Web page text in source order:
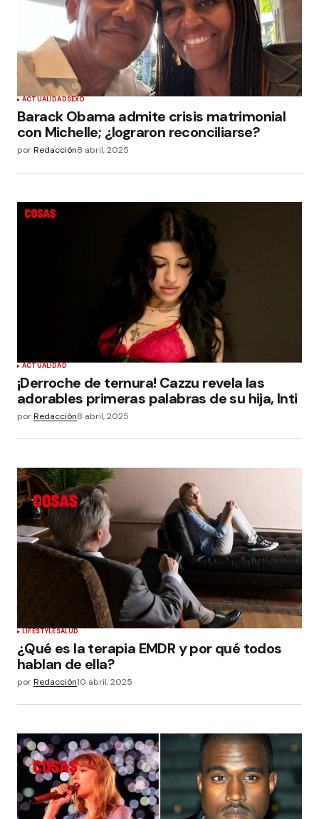
ACTUALIDADSEXO
Barack Obama admite crisis matrimonial
con Michelle; ¿lograron reconciliarse?
porRedacción8 abril, 2025
ACTUALIDAD
¡Derroche de ternura! Cazzu revela las
adorables primeras palabras de su hija, Inti
porRedacción8 abril, 2025
LIFESTYLESALUD
¿Qué es la terapia EMDR y por qué todos
hablan de ella?
porRedacción10 abril, 2025